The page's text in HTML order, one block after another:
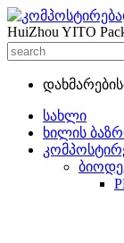
HuiZhou YITO
სახლი
ხილის